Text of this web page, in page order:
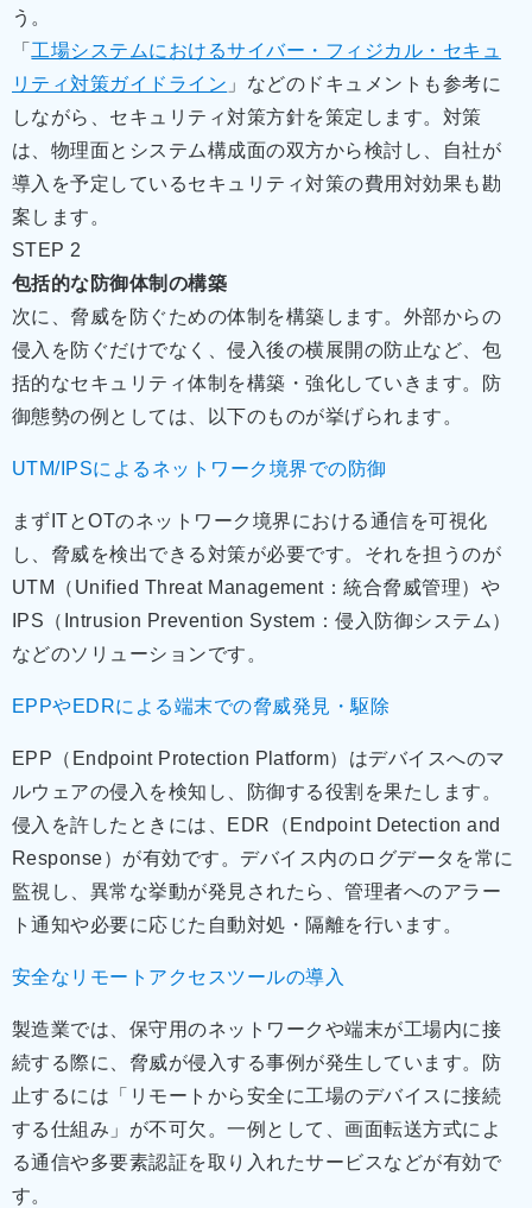
う。
「 工場システムにおけるサイバー・フィジカル・セキュ
リティ対策ガイドライン 」などのドキュメントも参考に
しながら、セキュリティ対策方針を策定します。対策
は、物理面とシステム構成面の双方から検討し、自社が
導入を予定しているセキュリティ対策の費用対効果も勘
案します。
STEP 2
包括的な防御体制の構築
次に、脅威を防ぐための体制を構築します。外部からの
侵入を防ぐだけでなく、侵入後の横展開の防止など、包
括的なセキュリティ体制を構築・強化していきます。防
御態勢の例としては、以下のものが挙げられます。
UTM/IPSによるネットワーク境界での防御
まずITとOTのネットワーク境界における通信を可視化
し、脅威を検出できる対策が必要です。それを担うのが
UTM（Unified Threat Management：統合脅威管理）や
IPS（Intrusion Prevention System：侵入防御システム）
などのソリューションです。
EPPやEDRによる端末での脅威発見・駆除
EPP（Endpoint Protection Platform）はデバイスへのマ
ルウェアの侵入を検知し、防御する役割を果たします。
侵入を許したときには、EDR（Endpoint Detection and
Response）が有効です。デバイス内のログデータを常に
監視し、異常な挙動が発見されたら、管理者へのアラー
ト通知や必要に応じた自動対処・隔離を行います。
安全なリモートアクセスツールの導入
製造業では、保守用のネットワークや端末が工場内に接
続する際に、脅威が侵入する事例が発生しています。防
止するには「リモートから安全に工場のデバイスに接続
する仕組み」が不可欠。一例として、画面転送方式によ
る通信や多要素認証を取り入れたサービスなどが有効で
す。